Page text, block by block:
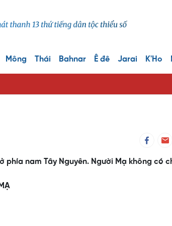
Mông Thái Bahnar Ê đê Jarai K'Ho
nam Tây Nguyên. Người Mạ không có